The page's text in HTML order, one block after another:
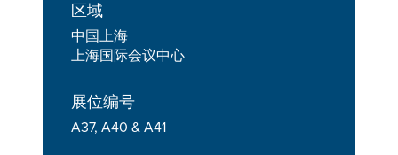
区域
中国上海
上海国际会议中心
展位编号
A37, A40 & A41